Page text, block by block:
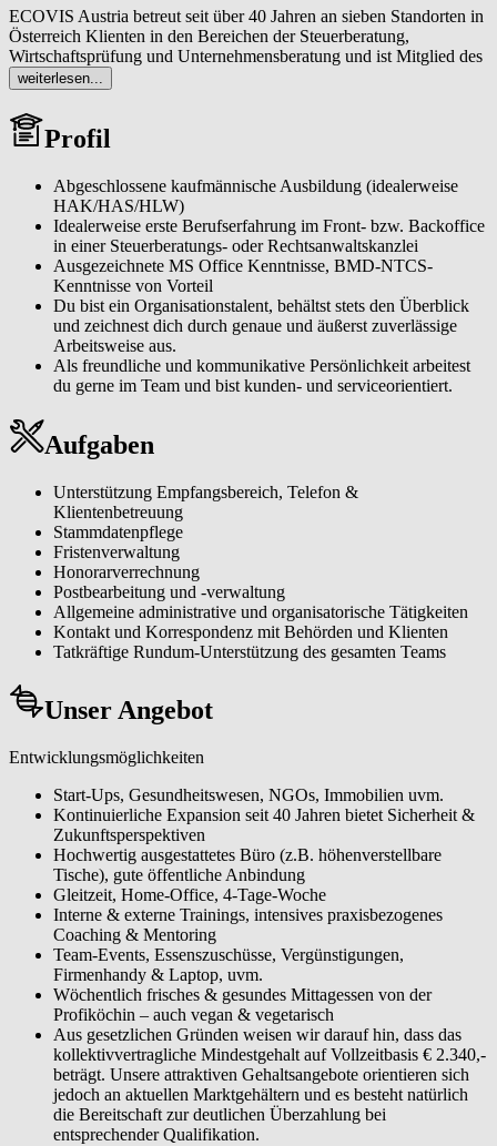
ECOVIS Austria betreut seit über 40 Jahren an sieben Standorten in
Österreich Klienten in den Bereichen der Steuerberatung,
Wirtschaftsprüfung und Unternehmensberatung und ist Mitglied des
weltweiten ECOVIS-Netzwerkes.
Als stark expandierende Kanzleigruppe mit rund 200 Mitarbeitern in
Österreich suchen wir laufend engagierte neue Kolleginnen und
Kollegen, die ein abwechslungsreiches Aufgabengebiet in einem
weiterlesen...
Profil
Abgeschlossene kaufmännische Ausbildung (idealerweise
HAK/HAS/HLW)
Idealerweise erste Berufserfahrung im Front- bzw. Backoffice
in einer Steuerberatungs- oder Rechtsanwaltskanzlei
Ausgezeichnete MS Office Kenntnisse, BMD-NTCS-
Kenntnisse von Vorteil
Du bist ein Organisationstalent, behältst stets den Überblick
und zeichnest dich durch genaue und äußerst zuverlässige
Arbeitsweise aus.
Als freundliche und kommunikative Persönlichkeit arbeitest
du gerne im Team und bist kunden- und serviceorientiert.
Aufgaben
Unterstützung Empfangsbereich, Telefon &
Klientenbetreuung
Stammdatenpflege
Fristenverwaltung
Honorarverrechnung
Postbearbeitung und -verwaltung
Allgemeine administrative und organisatorische Tätigkeiten
Kontakt und Korrespondenz mit Behörden und Klienten
Tatkräftige Rundum-Unterstützung des gesamten Teams
Unser Angebot
Entwicklungsmöglichkeiten
Start-Ups, Gesundheitswesen, NGOs, Immobilien uvm.
Kontinuierliche Expansion seit 40 Jahren bietet Sicherheit &
Zukunftsperspektiven
Hochwertig ausgestattetes Büro (z.B. höhenverstellbare
Tische), gute öffentliche Anbindung
Gleitzeit, Home-Office, 4-Tage-Woche
Interne & externe Trainings, intensives praxisbezogenes
Coaching & Mentoring
Team-Events, Essenszuschüsse, Vergünstigungen,
Firmenhandy & Laptop, uvm.
Wöchentlich frisches & gesundes Mittagessen von der
Profiköchin – auch vegan & vegetarisch
Aus gesetzlichen Gründen weisen wir darauf hin, dass das
kollektivvertragliche Mindestgehalt auf Vollzeitbasis € 2.340,-
beträgt. Unsere attraktiven Gehaltsangebote orientieren sich
jedoch an aktuellen Marktgehältern und es besteht natürlich
die Bereitschaft zur deutlichen Überzahlung bei
entsprechender Qualifikation.